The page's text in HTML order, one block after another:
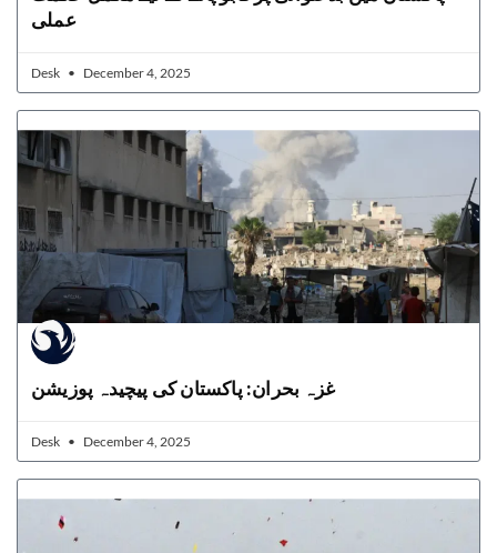
عملی
Desk December 4, 2025
غزہ بحران: پاکستان کی پیچیدہ پوزیشن
Desk December 4, 2025